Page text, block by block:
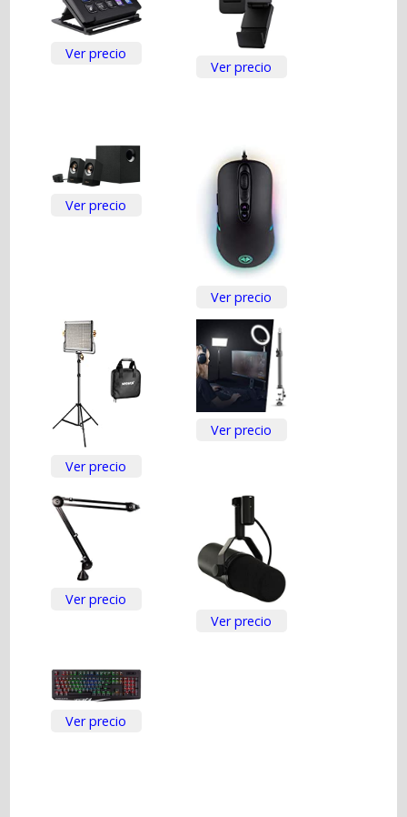
Ver precio
Ver precio
Ver precio
Ver precio
Ver precio
Ver precio
Ver precio
Ver precio
Ver precio